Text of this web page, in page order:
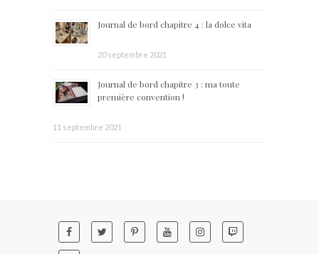
Journal de bord chapitre 4 : la dolce vita
20 septembre 2021
Journal de bord chapitre 3 : ma toute
première convention !
11 septembre 2021